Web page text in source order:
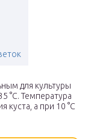
для культуры
°C. Температура
куста, а при 10 °C